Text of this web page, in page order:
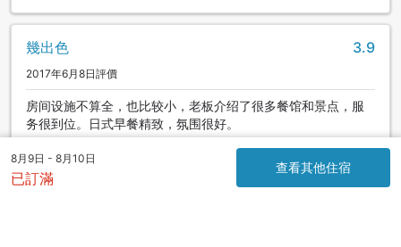
幾出色 3.9
2017年6月8日評價
房间设施不算全，也比较小，老板介绍了很多餐馆和景点，服
务很到位。日式早餐精致，氛围很好。
fish|中國 | 團隊旅客
8月9日 - 8月10日
已訂滿
查看其他住宿